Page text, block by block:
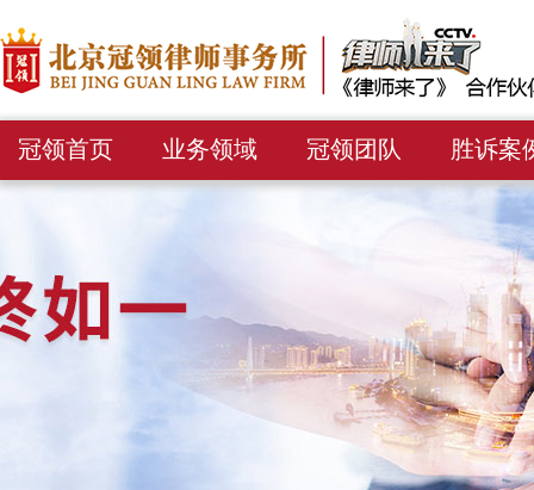
冠领首页 业务领域 冠领团队 胜诉案